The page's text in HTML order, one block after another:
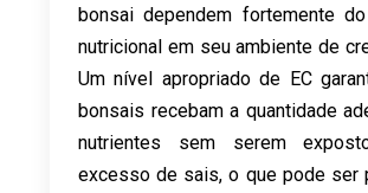
bonsai dependem fortemente
nutricional em seu ambiente de
Um nível apropriado de EC
bonsais recebam a quantidade
nutrientes sem serem
excesso de sais, o que pode ser